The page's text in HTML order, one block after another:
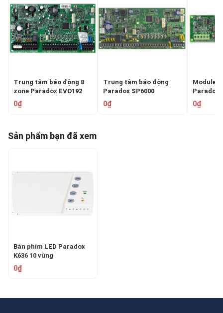
Trung tâm báo động 8
zone Paradox EVO192
0₫
Trung tâm báo động
Paradox SP6000
0₫
Module
Paradox
0₫
Sản phẩm bạn đã xem
Bàn phím LED Paradox
K636 10 vùng
0₫